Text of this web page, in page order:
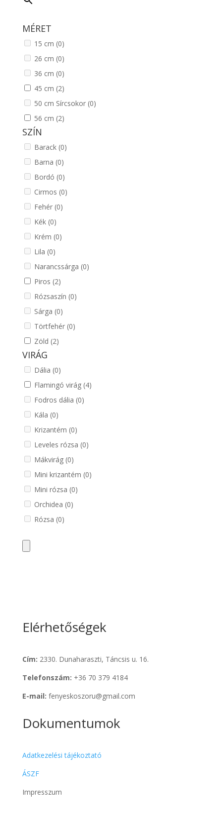
MÉRET
15 cm (0)
26 cm (0)
36 cm (0)
45 cm (2)
50 cm Sírcsokor (0)
56 cm (2)
SZÍN
Barack (0)
Barna (0)
Bordó (0)
Cirmos (0)
Fehér (0)
Kék (0)
Krém (0)
Lila (0)
Narancssárga (0)
Piros (2)
Rózsaszín (0)
Sárga (0)
Törtfehér (0)
Zöld (2)
VIRÁG
Dália (0)
Flamingó virág (4)
Fodros dália (0)
Kála (0)
Krizantém (0)
Leveles rózsa (0)
Mákvirág (0)
Mini krizantém (0)
Mini rózsa (0)
Orchidea (0)
Rózsa (0)
Elérhetőségek
Cím: 2330. Dunaharaszti, Táncsis u. 16.
Telefonszám: +36 70 379 4184
E-mail: fenyeskoszoru@gmail.com
Dokumentumok
Adatkezelési tájékoztató
ÁSZF
Impresszum